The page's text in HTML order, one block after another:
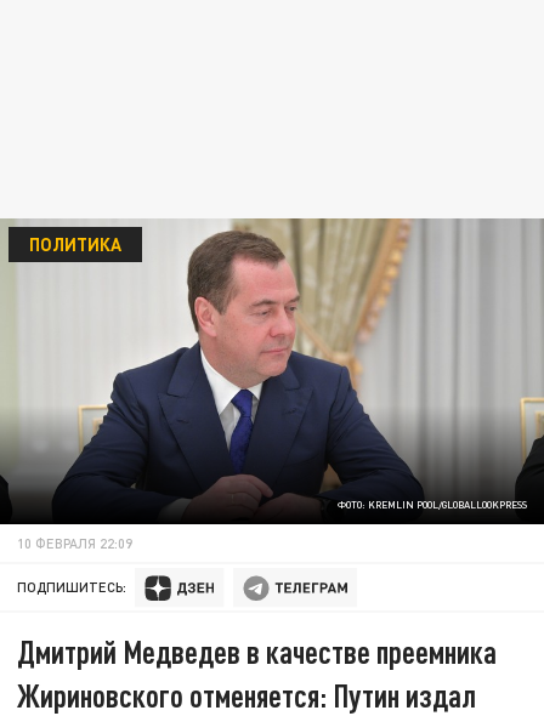
ФОТО: KREMLIN POOL/GLOBALLOOKPRESS
ПОЛИТИКА
10 ФЕВРАЛЯ 22:09
ПОДПИШИТЕСЬ:
Дмитрий Медведев в качестве преемника
Жириновского отменяется: Путин издал